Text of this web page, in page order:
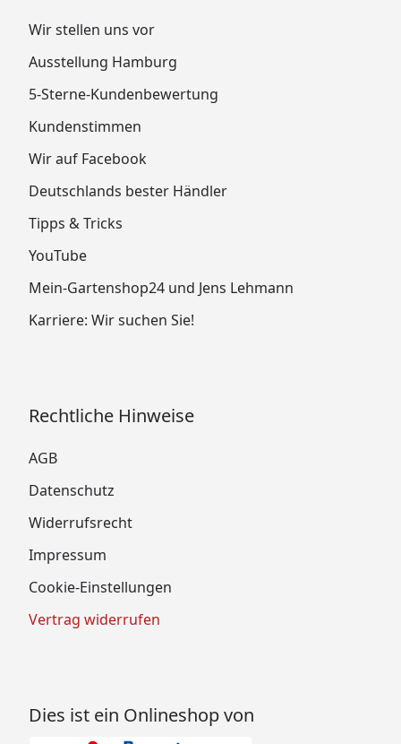
Wir stellen uns vor
Ausstellung Hamburg
5-Sterne-Kundenbewertung
Kundenstimmen
Wir auf Facebook
Deutschlands bester Händler
Tipps & Tricks
YouTube
Mein-Gartenshop24 und Jens Lehmann
Karriere: Wir suchen Sie!
Rechtliche Hinweise
AGB
Datenschutz
Widerrufsrecht
Impressum
Cookie-Einstellungen
Vertrag widerrufen
Dies ist ein Onlineshop von